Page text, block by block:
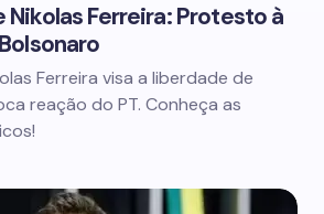
Nikolas Ferreira: Protesto à
Ferreira visa a liberdade de
reação do PT. Conheça as